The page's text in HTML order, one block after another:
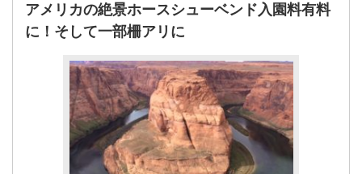
アメリカの絶景ホースシューベンド入園料有料
に！そして一部柵アリに